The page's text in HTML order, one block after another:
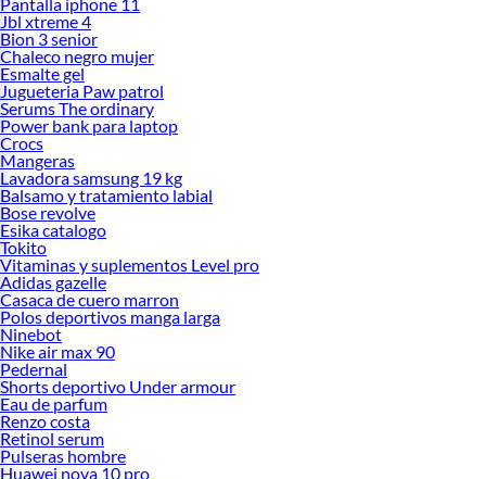
Pantalla iphone 11
Jbl xtreme 4
Bion 3 senior
Chaleco negro mujer
Esmalte gel
Jugueteria Paw patrol
Serums The ordinary
Power bank para laptop
Crocs
Mangeras
Lavadora samsung 19 kg
Balsamo y tratamiento labial
Bose revolve
Esika catalogo
Tokito
Vitaminas y suplementos Level pro
Adidas gazelle
Casaca de cuero marron
Polos deportivos manga larga
Ninebot
Nike air max 90
Pedernal
Shorts deportivo Under armour
Eau de parfum
Renzo costa
Retinol serum
Pulseras hombre
Huawei nova 10 pro